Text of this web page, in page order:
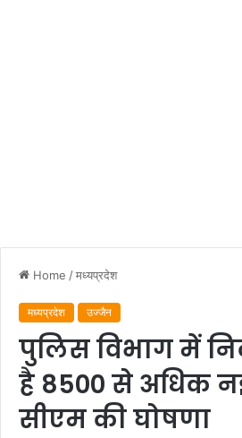
Home /मध्यप्रदेश
मध्यप्रदेश उज्जैन
पुलिस विभाग में
है 8500 से अधिक
सीएम की घोषणा